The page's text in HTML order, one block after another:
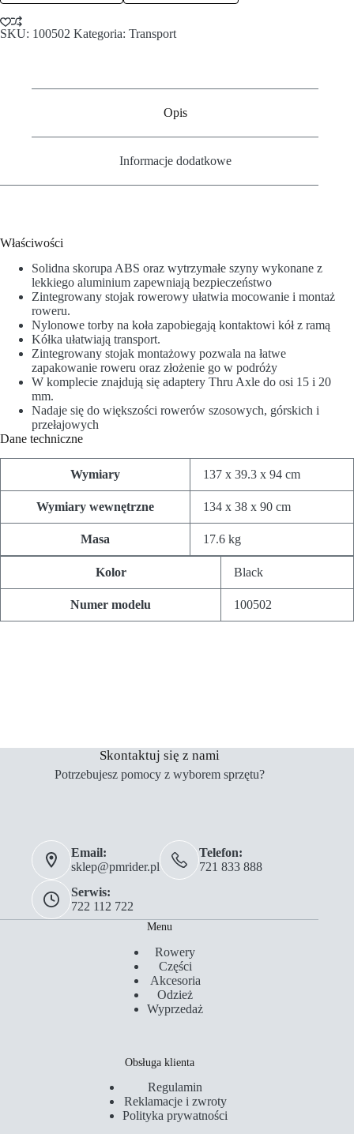
SKU: 100502 Kategoria: Transport
Opis
Informacje dodatkowe
Właściwości
Solidna skorupa ABS oraz wytrzymałe szyny wykonane z
lekkiego aluminium zapewniają bezpieczeństwo
Zintegrowany stojak rowerowy ułatwia mocowanie i montaż
roweru.
Nylonowe torby na koła zapobiegają kontaktowi kół z ramą
Kółka ułatwiają transport.
Zintegrowany stojak montażowy pozwala na łatwe
zapakowanie roweru oraz złożenie go w podróży
W komplecie znajdują się adaptery Thru Axle do osi 15 i 20
mm.
Nadaje się do większości rowerów szosowych, górskich i
przełajowych
Dane techniczne
Wymiary 137 x 39.3 x 94 cm
Wymiary wewnętrzne 134 x 38 x 90 cm
Masa 17.6 kg
Kolor Black
Numer modelu 100502
Skontaktuj się z nami
Potrzebujesz pomocy z wyborem sprzętu?
Email:
sklep@pmrider.pl
Telefon:
721 833 888
Serwis:
722 112 722
Menu
Rowery
Części
Akcesoria
Odzież
Wyprzedaż
Obsługa klienta
Regulamin
Reklamacje i zwroty
Polityka prywatności